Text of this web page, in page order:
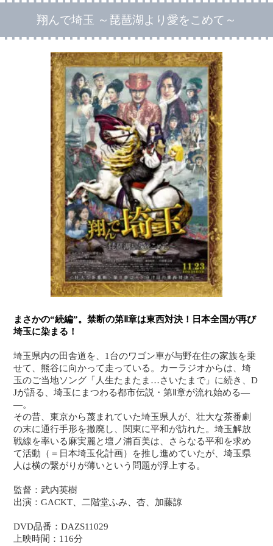
翔んで埼玉 ～琵琶湖より愛をこめて～
まさかの“続編”。禁断の第Ⅱ章は東西対決！日本全国が再び
埼玉に染まる！
埼玉県内の田舎道を、1台のワゴン車が与野在住の家族を乗
せて、熊谷に向かって走っている。カーラジオからは、埼
玉のご当地ソング「人生たまたま…さいたまで」に続き、D
Jが語る、埼玉にまつわる都市伝説・第Ⅱ章が流れ始める―
―。
その昔、東京から蔑まれていた埼玉県人が、壮大な茶番劇
の末に通行手形を撤廃し、関東に平和が訪れた。埼玉解放
戦線を率いる麻実麗と壇ノ浦百美は、さらなる平和を求め
て活動（＝日本埼玉化計画）を推し進めていたが、埼玉県
人は横の繋がりが薄いという問題が浮上する。
監督：武内英樹
出演：GACKT、二階堂ふみ、杏、加藤諒
DVD品番：DAZS11029
上映時間：116分